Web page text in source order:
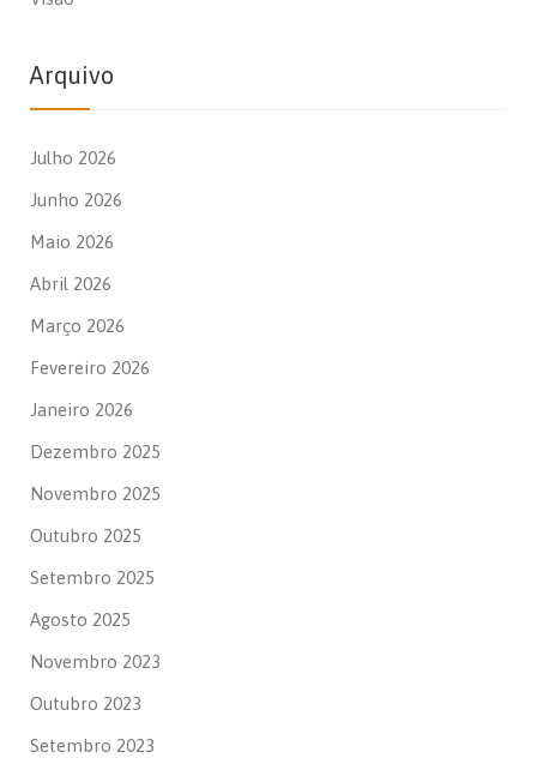
Arquivo
Julho 2026
Junho 2026
Maio 2026
Abril 2026
Março 2026
Fevereiro 2026
Janeiro 2026
Dezembro 2025
Novembro 2025
Outubro 2025
Setembro 2025
Agosto 2025
Novembro 2023
Outubro 2023
Setembro 2023